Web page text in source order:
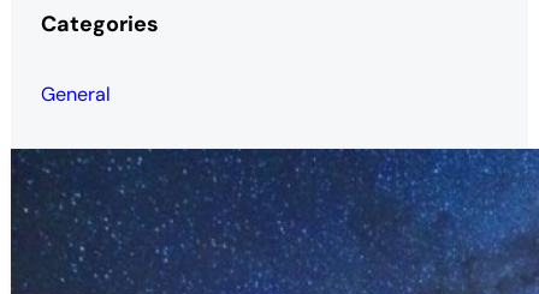
Categories
General